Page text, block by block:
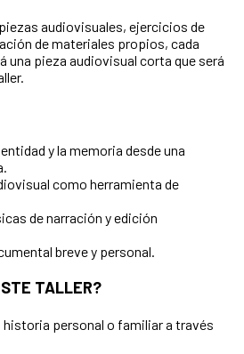
audiovisuales, ejercicios de
de materiales propios, cada
una pieza audiovisual corta que será
y la memoria desde una
como herramienta de
de narración y edición
breve y personal.
TALLER?
historia personal o familiar a través